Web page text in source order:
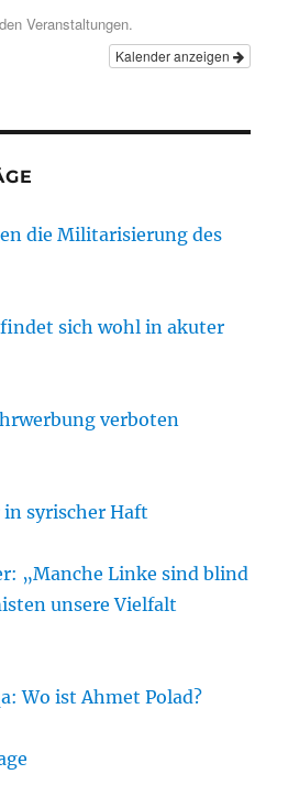
Veranstaltungen.
Kalender anzeigen
die Militarisierung des
sich wohl in akuter
verboten
syrischer Haft
„Manche Linke sind blind
unsere Vielfalt
Wo ist Ahmet Polad?